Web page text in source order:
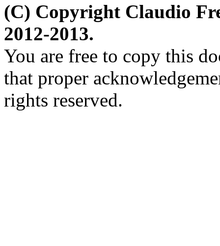
(C) Copyright Claudio
2012-2013.
You are free to copy this
that proper
rights reserved.